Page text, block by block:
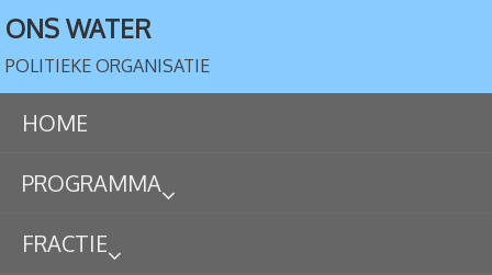
ONS WATER
POLITIEKE ORGANISATIE
HOME
PROGRAMMA
FRACTIE